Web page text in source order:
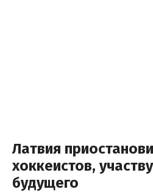
Латвия
хоккеистов,
будущего